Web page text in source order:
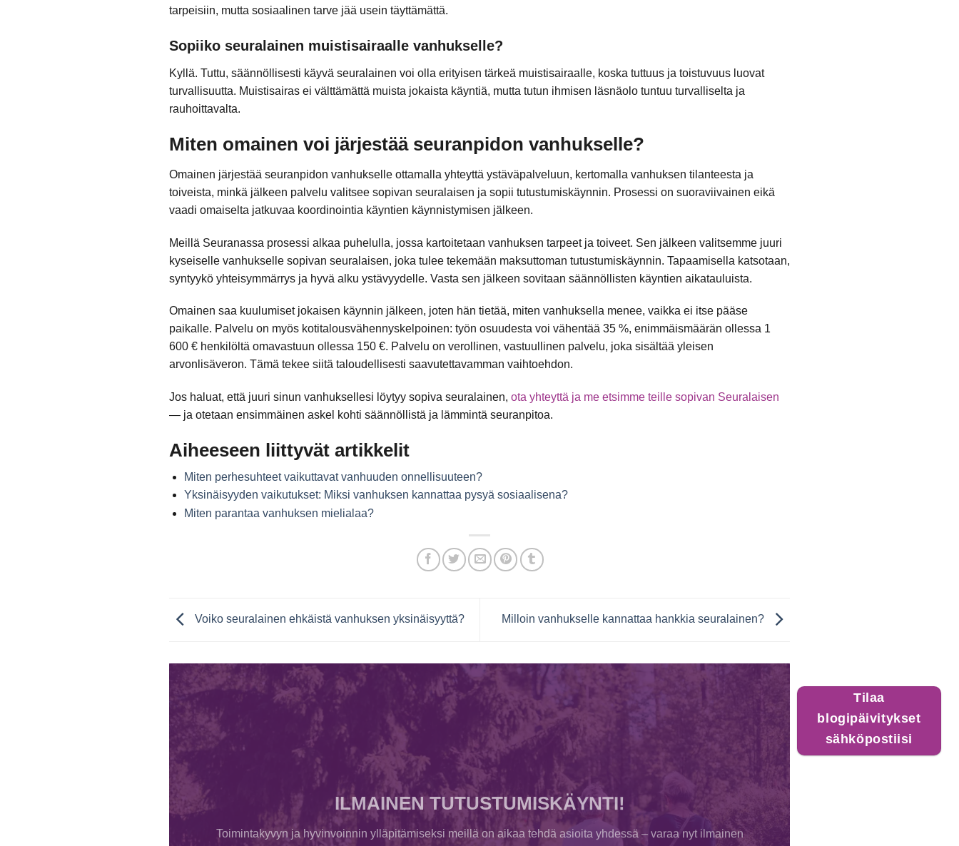
tarpeisiin, mutta sosiaalinen tarve jää usein täyttämättä.
Sopiiko seuralainen muistisairaalle vanhukselle?
Kyllä. Tuttu, säännöllisesti käyvä seuralainen voi olla erityisen tärkeä muistisairaalle, koska tuttuus ja toistuvuus luovat
turvallisuutta. Muistisairas ei välttämättä muista jokaista käyntiä, mutta tutun ihmisen läsnäolo tuntuu turvalliselta ja
rauhoittavalta.
Miten omainen voi järjestää seuranpidon vanhukselle?
Omainen järjestää seuranpidon vanhukselle ottamalla yhteyttä ystäväpalveluun, kertomalla vanhuksen tilanteesta ja
toiveista, minkä jälkeen palvelu valitsee sopivan seuralaisen ja sopii tutustumiskäynnin. Prosessi on suoraviivainen eikä
vaadi omaiselta jatkuvaa koordinointia käyntien käynnistymisen jälkeen.
Meillä Seuranassa prosessi alkaa puhelulla, jossa kartoitetaan vanhuksen tarpeet ja toiveet. Sen jälkeen valitsemme juuri
kyseiselle vanhukselle sopivan seuralaisen, joka tulee tekemään maksuttoman tutustumiskäynnin. Tapaamisella katsotaan,
syntyykö yhteisymmärrys ja hyvä alku ystävyydelle. Vasta sen jälkeen sovitaan säännöllisten käyntien aikatauluista.
Omainen saa kuulumiset jokaisen käynnin jälkeen, joten hän tietää, miten vanhuksella menee, vaikka ei itse pääse
paikalle. Palvelu on myös kotitalousvähennyskelpoinen: työn osuudesta voi vähentää 35 %, enimmäismäärän ollessa 1
600 € henkilöltä omavastuun ollessa 150 €. Palvelu on verollinen, vastuullinen palvelu, joka sisältää yleisen
arvonlisäveron. Tämä tekee siitä taloudellisesti saavutettavamman vaihtoehdon.
Jos haluat, että juuri sinun vanhuksellesi löytyy sopiva seuralainen, ota yhteyttä ja me etsimme teille sopivan Seuralaisen
— ja otetaan ensimmäinen askel kohti säännöllistä ja lämmintä seuranpitoa.
Aiheeseen liittyvät artikkelit
Miten perhesuhteet vaikuttavat vanhuuden onnellisuuteen?
Yksinäisyyden vaikutukset: Miksi vanhuksen kannattaa pysyä sosiaalisena?
Miten parantaa vanhuksen mielialaa?
Voiko seuralainen ehkäistä vanhuksen yksinäisyyttä? Milloin vanhukselle kannattaa hankkia seuralainen?
Tilaa
blogipäivitykset
sähköpostiisi
ILMAINEN TUTUSTUMISKÄYNTI!
Toimintakyvyn ja hyvinvoinnin ylläpitämiseksi meillä on aikaa tehdä asioita yhdessä – varaa nyt ilmainen